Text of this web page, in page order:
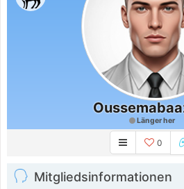
Länger her
0
Mitgliedsinformationen